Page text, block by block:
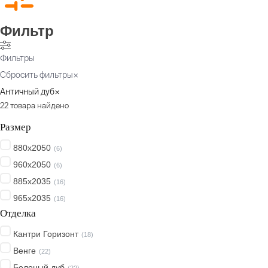
Фильтр
Фильтры
Сбросить фильтры×
Античный дуб×
22 товара найдено
Размер
880x2050 (6)
960x2050 (6)
885x2035 (16)
965x2035 (16)
Отделка
Кантри Горизонт (18)
Венге (22)